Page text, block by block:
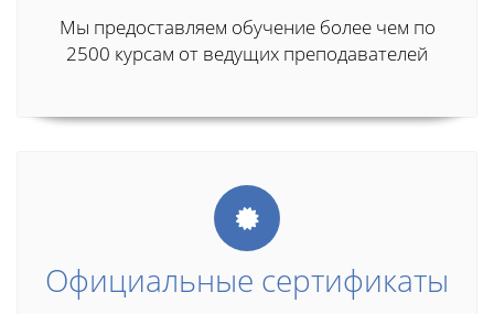
Мы предоставляем обучение более чем по
2500 курсам от ведущих преподавателей
Официальные сертификаты